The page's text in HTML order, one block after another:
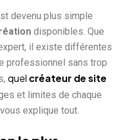
devenu plus simple
disponibles. Que
il existe différentes
professionnel sans trop
quel créateur de site
et limites de chaque
explique tout.